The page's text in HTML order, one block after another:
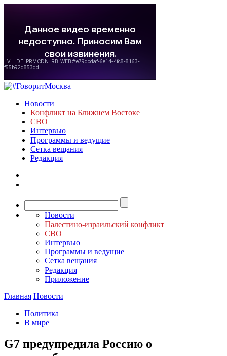
Новости
Конфликт на Ближнем Востоке
СВО
Интервью
Программы и ведущие
Сетка вещания
Редакция
Новости
Палестино-израильский конфликт
СВО
Интервью
Программы и ведущие
Сетка вещания
Редакция
Приложение
Главная Новости
Политика
В мире
G7 предупредила Россию о